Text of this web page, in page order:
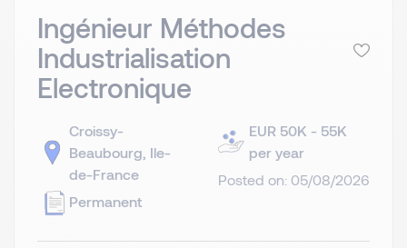
Ingénieur Méthodes
Industrialisation
Electronique
Croissy-
Beaubourg, Ile-
de-France
Permanent
EUR 50K - 55K
per year
Posted on: 05/08/2026